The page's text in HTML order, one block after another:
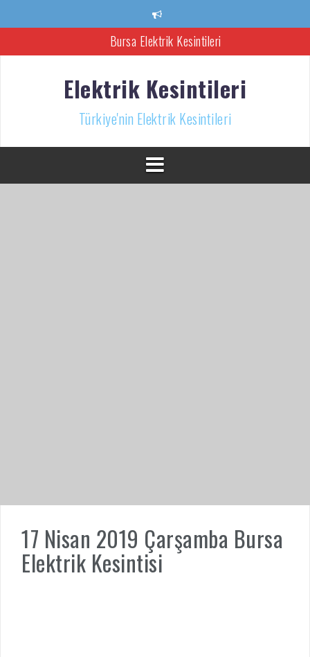
Bursa Elektrik Kesintileri
Türkiye’nin Elektrik Kesintileri Haber Kaynağı
İzmir Elektrik Kesintisi
Elektrik Kesintileri
Türkiye'nin Elektrik Kesintileri
17 Nisan 2019 Çarşamba Bursa
Elektrik Kesintisi